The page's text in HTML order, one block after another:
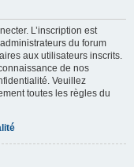
L’inscription est
du forum
aux utilisateurs inscrits.
de nos
Veuillez
toutes les règles du